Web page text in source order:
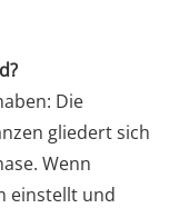
Die
gliedert sich
Wenn
einstellt und